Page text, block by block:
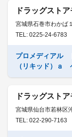
ドラッグスト
宮城県石巻市わかば
TEL: 0225-24-6783
プロメディアル
（リキッド）ａ
ドラッグスト
宮城県仙台市若林区
TEL: 022-290-7163